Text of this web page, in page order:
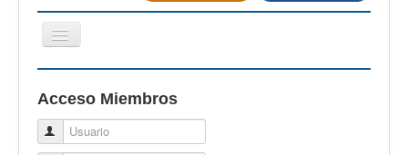
Cambiar
navegación
CertAcleB
Profesores Visitantes
Acceso Miembros
Usuario